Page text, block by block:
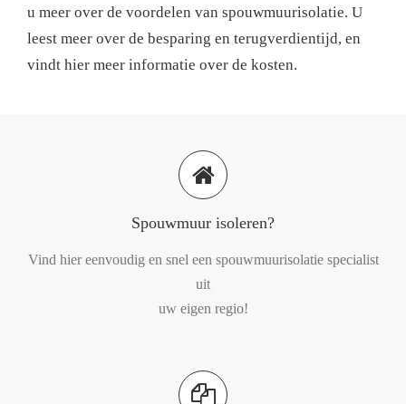
u meer over de voordelen van spouwmuurisolatie. U
leest meer over de besparing en terugverdientijd, en
vindt hier meer informatie over de kosten.
Spouwmuur isoleren?
Vind hier eenvoudig en snel een spouwmuurisolatie specialist
uit
uw eigen regio!